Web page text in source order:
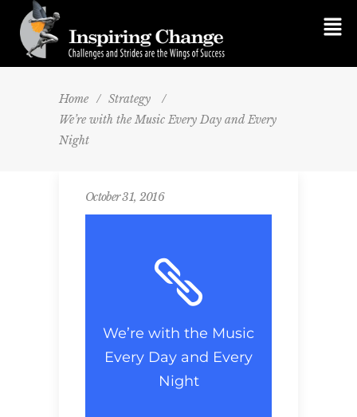
Home / Strategy
/
We’re with the Music Every Day and Every
Night
October 31, 2016
We’re with the Music
Every Day and Every
Night